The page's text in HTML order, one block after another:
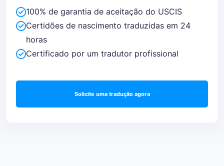
100% de garantia de aceitação do USCIS
Certidões de nascimento traduzidas em 24
horas
Certificado por um tradutor profissional
Solicite uma tradução agora